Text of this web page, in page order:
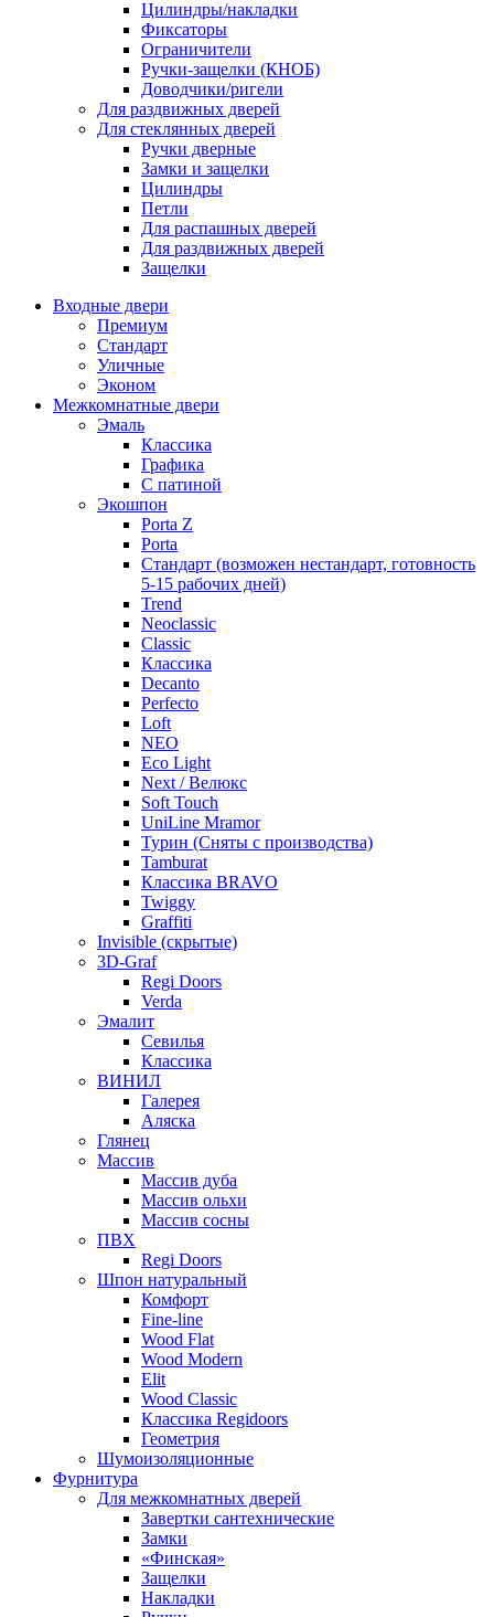
Цилиндры/накладки
Фиксаторы
Ограничители
Ручки-защелки (КНОБ)
Доводчики/ригели
Для раздвижных дверей
Для стеклянных дверей
Ручки дверные
Замки и защелки
Цилиндры
Петли
Для распашных дверей
Для раздвижных дверей
Защелки
Входные двери
Премиум
Стандарт
Уличные
Эконом
Межкомнатные двери
Эмаль
Классика
Графика
С патиной
Экошпон
Porta Z
Porta
Стандарт (возможен нестандарт, готовность
5-15 рабочих дней)
Trend
Neoclassic
Classic
Классика
Decanto
Perfecto
Loft
NEO
Eco Light
Next / Велюкс
Soft Touch
UniLine Mramor
Турин (Сняты с производства)
Tamburat
Классика BRAVO
Twiggy
Graffiti
Invisible (скрытые)
3D-Graf
Regi Doors
Verda
Эмалит
Севилья
Классика
ВИНИЛ
Галерея
Аляска
Глянец
Массив
Массив дуба
Массив ольхи
Массив сосны
ПВХ
Regi Doors
Шпон натуральный
Комфорт
Fine-line
Wood Flat
Wood Modern
Elit
Wood Classic
Классика Regidoors
Геометрия
Шумоизоляционные
Фурнитура
Для межкомнатных дверей
Завертки сантехнические
Замки
«Финская»
Защелки
Накладки